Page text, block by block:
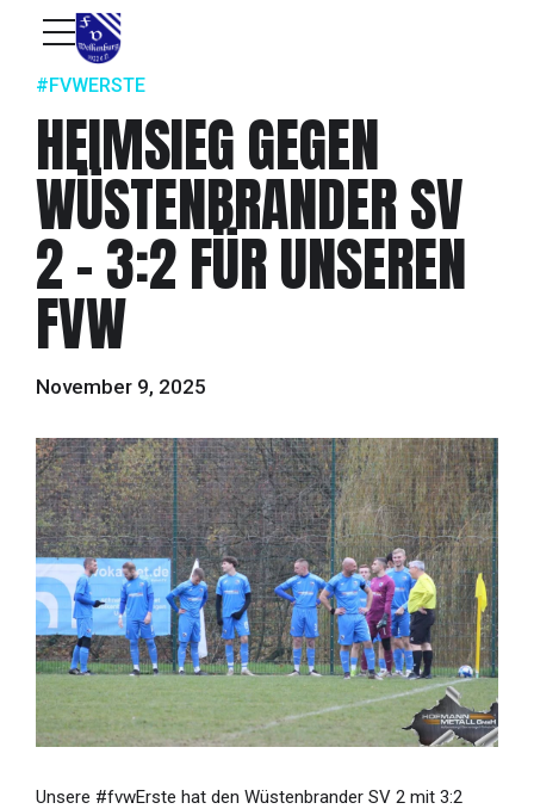
#FVWERSTE
HEIMSIEG GEGEN
WÜSTENBRANDER SV
2 – 3:2 FÜR UNSEREN
FVW
November 9, 2025
Unsere #fvwErste hat den Wüstenbrander SV 2 mit 3:2